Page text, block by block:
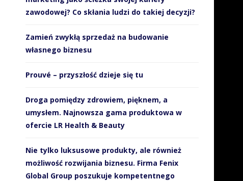
zawodowej? Co skłania ludzi do takiej decyzji?
Zamień zwykłą sprzedaż na budowanie
własnego biznesu
Prouvé – przyszłość dzieje się tu
Droga pomiędzy zdrowiem, pięknem, a
umysłem. Najnowsza gama produktowa w
ofercie LR Health & Beauty
Nie tylko luksusowe produkty, ale również
możliwość rozwijania biznesu. Firma Fenix
Global Group poszukuje kompetentnego